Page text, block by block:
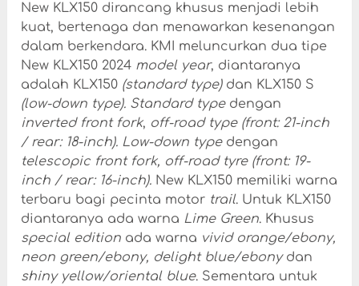
New KLX150 dirancang khusus menjadi lebih
kuat, bertenaga dan menawarkan kesenangan
dalam berkendara. KMI meluncurkan dua tipe
New KLX150 2024 model year, diantaranya
adalah KLX150 (standard type)dan KLX150 S
(low-down type). Standard typedengan
inverted front fork, off-road type (front: 21-inch
/ rear: 18-inch). Low-down typedengan
telescopic front fork, off-road tyre (front: 19-
inch / rear: 16-inch). New KLX150 memiliki warna
terbaru bagi pecinta motor trail. Untuk KLX150
diantaranya ada warna Lime Green. Khusus
special edition ada warna vivid orange/ebony,
neon green/ebony, delight blue/ebonydan
shiny yellow/oriental blue. Sementara untuk